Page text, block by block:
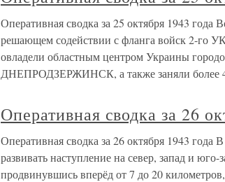
Оперативная сводка за 25 октября 1943
решающем содействии с фланга войск 2-го
овладели областным центром Украины
ДНЕПРОДЗЕРЖИНСК, а также заняли более
Оперативная сводка за 26
Оперативная сводка за 26 октября 1943
развивать наступление на север, запад и
продвинувшись вперёд от 7 до 20